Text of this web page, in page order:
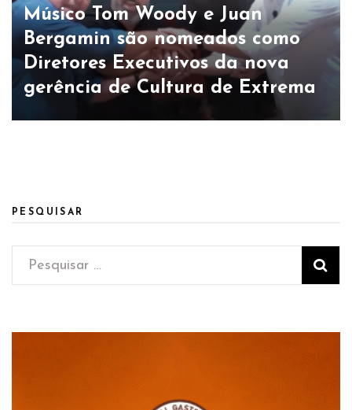
Músico Tom Woody e Juan
Bergamin são nomeados como
Diretores Executivos da nova
gerência de Cultura de Extrema
PESQUISAR
Pesquisar
por: